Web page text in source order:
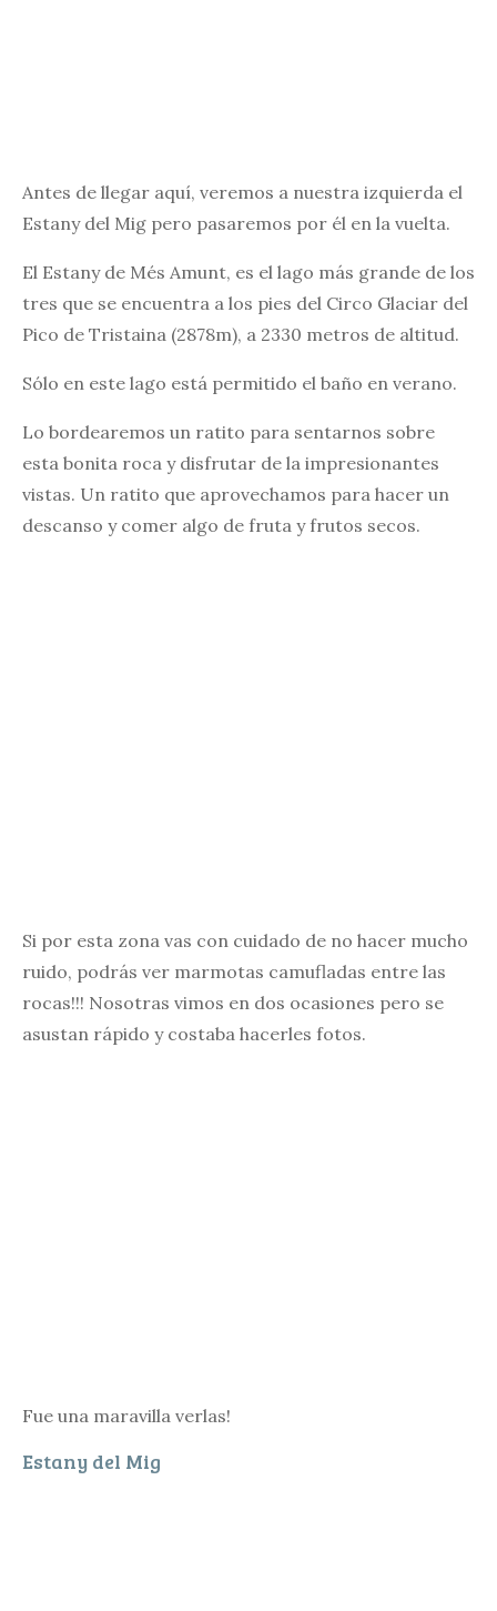
Antes de llegar aquí, veremos a nuestra izquierda el
Estany del Mig pero pasaremos por él en la vuelta.
El Estany de Més Amunt, es el lago más grande de los
tres que se encuentra a los pies del Circo Glaciar del
Pico de Tristaina (2878m), a 2330 metros de altitud.
Sólo en este lago está permitido el baño en verano.
Lo bordearemos un ratito para sentarnos sobre
esta bonita roca y disfrutar de la impresionantes
vistas. Un ratito que aprovechamos para hacer un
descanso y comer algo de fruta y frutos secos.
Si por esta zona vas con cuidado de no hacer mucho
ruido, podrás ver marmotas camufladas entre las
rocas!!! Nosotras vimos en dos ocasiones pero se
asustan rápido y costaba hacerles fotos.
Fue una maravilla verlas!
Estany del Mig